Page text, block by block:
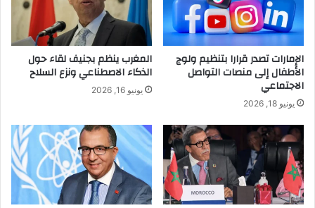
الإمارات تصدر قرارا بتنظيم ولوج
الأطفال إلى منصات التواصل
الاجتماعي
يونيو 18, 2026
المغرب ينظم بجنيف لقاء حول
الذكاء الاصطناعي ونزع السلاح
يونيو 16, 2026